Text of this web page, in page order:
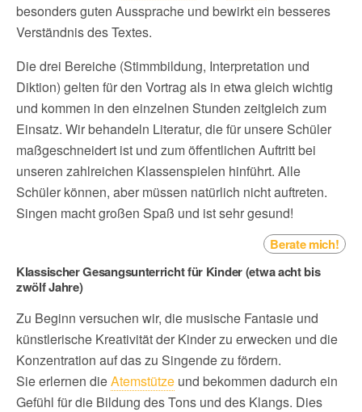
besonders guten Aussprache und bewirkt ein besseres
Verständnis des Textes.
Die drei Bereiche (Stimmbildung, Interpretation und
Diktion) gelten für den Vortrag als in etwa gleich wichtig
und kommen in den einzelnen Stunden zeitgleich zum
Einsatz. Wir behandeln Literatur, die für unsere Schüler
maßgeschneidert ist und zum öffentlichen Auftritt bei
unseren zahlreichen Klassenspielen hinführt. Alle
Schüler können, aber müssen natürlich nicht auftreten.
Singen macht großen Spaß und ist sehr gesund!
Berate mich!
Klassischer Gesangsunterricht für Kinder (etwa acht bis
zwölf Jahre)
Zu Beginn versuchen wir, die musische Fantasie und
künstlerische Kreativität der Kinder zu erwecken und die
Konzentration auf das zu Singende zu fördern.
Sie erlernen dieAtemstütze und bekommen dadurch ein
Gefühl für die Bildung des Tons und des Klangs. Dies